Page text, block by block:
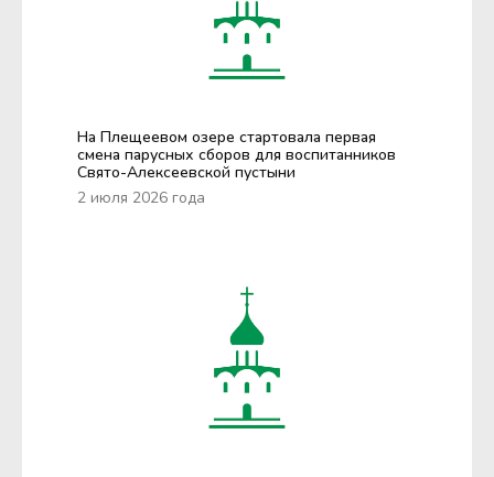
На Плещеевом озере стартовала первая
смена парусных сборов для воспитанников
Свято-Алексеевской пустыни
2 июля 2026 года